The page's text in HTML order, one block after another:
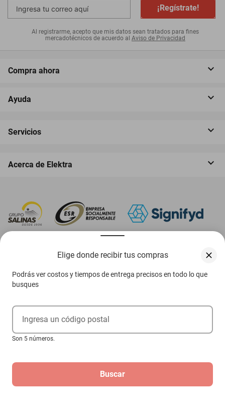
Elige donde recibir tus compras
Podrás ver costos y tiempos de entrega precisos en todo lo que
busques
Ingresa un código postal
Son 5 números.
Buscar
¡Regístrate!
Al registrarme, acepto que mis datos sean tratados para fines
mercadotécnicos de acuerdo al Aviso de Privacidad
Compra ahora
Ayuda
Servicios
Acerca de Elektra
Ejerce tus derechos ARCO
Condiciones Venta Digital
pueden diferir de las promociones publicadas en tienda.
navegadores